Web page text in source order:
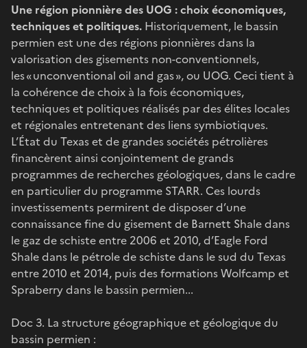
Une région pionnière des UOG : choix économiques,
techniques et politiques. Historiquement, le bassin
permien est une des régions pionnières dans la
valorisation des gisements non-conventionnels,
les « unconventional oil and gas », ou UOG. Ceci tient à
la cohérence de choix à la fois économiques,
techniques et politiques réalisés par des élites locales
et régionales entretenant des liens symbiotiques.
L’État du Texas et de grandes sociétés pétrolières
financèrent ainsi conjointement de grands
programmes de recherches géologiques, dans le cadre
en particulier du programme STARR. Ces lourds
investissements permirent de disposer d’une
connaissance fine du gisement de Barnett Shale dans
le gaz de schiste entre 2006 et 2010, d’Eagle Ford
Shale dans le pétrole de schiste dans le sud du Texas
entre 2010 et 2014, puis des formations Wolfcamp et
Spraberry dans le bassin permien...
Doc 3. La structure géographique et géologique du
bassin permien :